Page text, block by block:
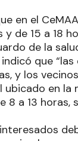
en el
y de 15 a 18
de la
que
y los
en la
8 a 13